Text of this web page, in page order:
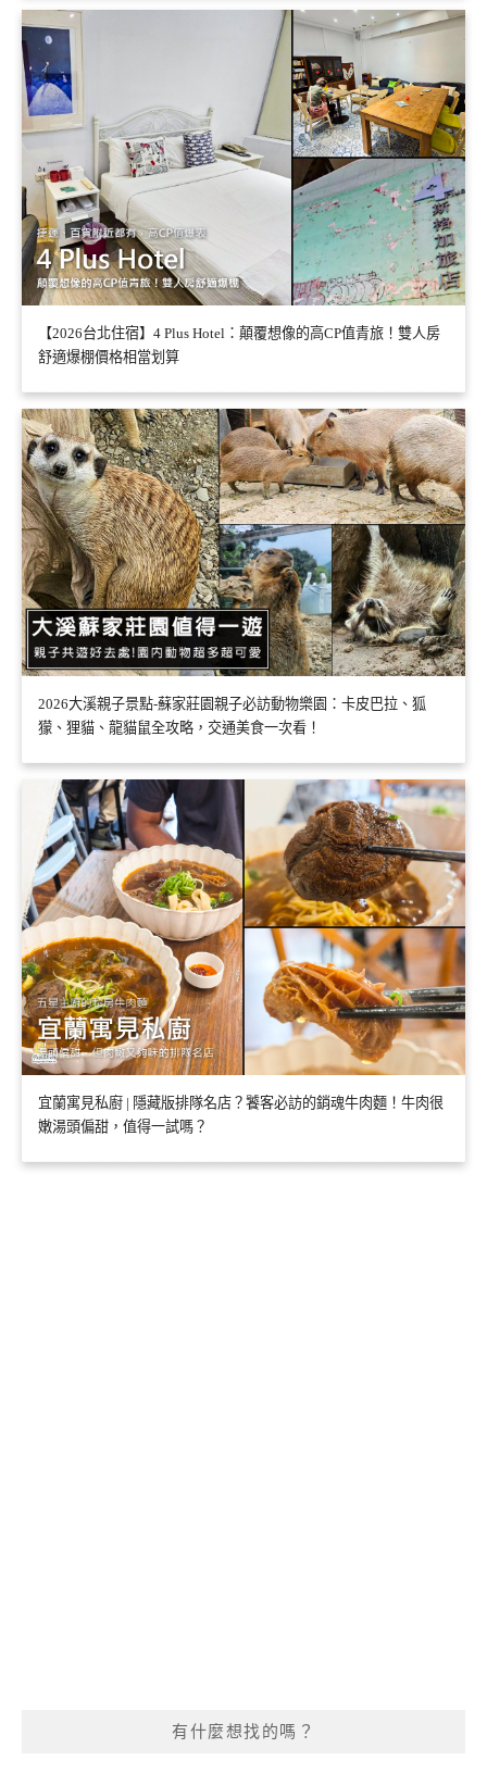
【2026台北住宿】4 Plus Hotel：顛覆想像的高CP值青旅！雙人房
舒適爆棚價格相當划算
2026大溪親子景點-蘇家莊園親子必訪動物樂園：卡皮巴拉、狐
獴、狸貓、龍貓鼠全攻略，交通美食一次看！
宜蘭寓見私廚 | 隱藏版排隊名店？饕客必訪的銷魂牛肉麵！牛肉很
嫩湯頭偏甜，值得一試嗎？
有什麼想找的嗎？